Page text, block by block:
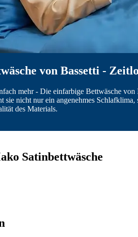
von Bassetti -
mehr - Die einfarbige Bettwäsche
sie nicht nur ein angenehmes
des Materials.
Satinbettwäsche